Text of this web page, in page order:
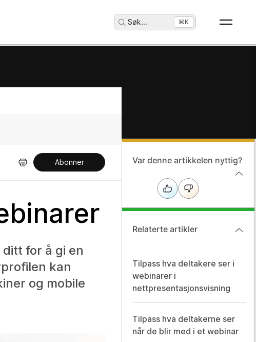
Søk... ⌘K
Abonner
for å gi en
kan
og mobile
Var denne artikkelen nyttig?
Relaterte artikler
Tilpass hva deltakere ser i
webinarer i
nettpresentasjonsvisning
Tilpass hva deltakerne ser
når de blir med i et webinar